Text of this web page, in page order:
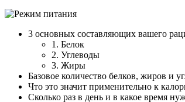
3 основных составляющих вашего
1. Белок
2. Углеводы
3. Жиры
Базовое количество белков, жиров и
Что это значит применительно к
Сколько раз в день и в какое время